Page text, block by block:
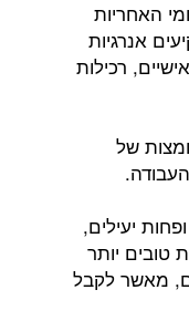
האחריות
אנרגיות
רכילות
של
יעילים,
טובים יותר
מאשר לקבל